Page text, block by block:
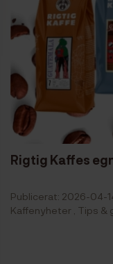
Rigtig Kaffes
Publicerat: 2026-04-
Kaffenyheter Tips &